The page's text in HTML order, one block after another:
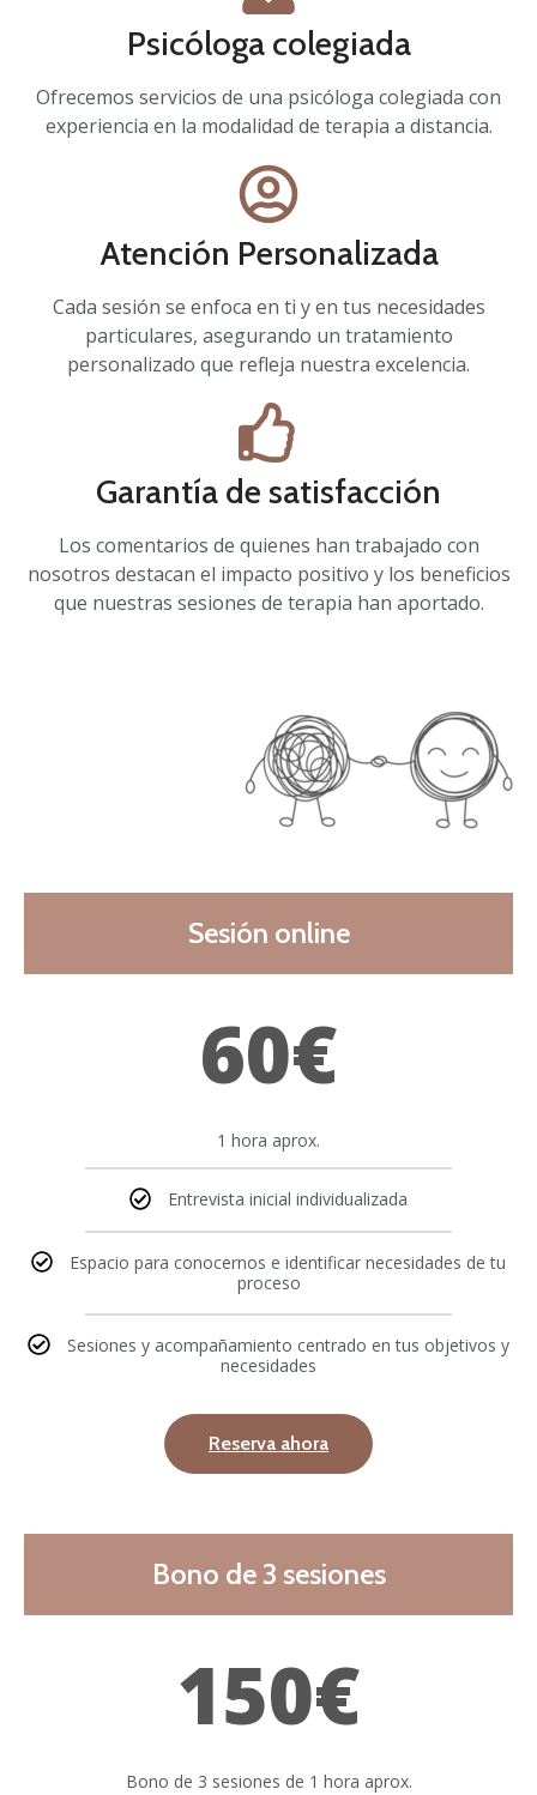
Psicóloga colegiada
Ofrecemos servicios de una psicóloga colegiada con
experiencia en la modalidad de terapia a distancia.
Atención Personalizada
Cada sesión se enfoca en ti y en tus necesidades
particulares, asegurando un tratamiento
personalizado que refleja nuestra excelencia.
Garantía de satisfacción
Los comentarios de quienes han trabajado con
nosotros destacan el impacto positivo y los beneficios
que nuestras sesiones de terapia han aportado.
Sesión online
60€
1 hora aprox.
Entrevista inicial individualizada
Espacio para conocernos e identificar necesidades de tu
proceso
Sesiones y acompañamiento centrado en tus objetivos y
necesidades
Reserva ahora
Bono de 3 sesiones
150€
Bono de 3 sesiones de 1 hora aprox.